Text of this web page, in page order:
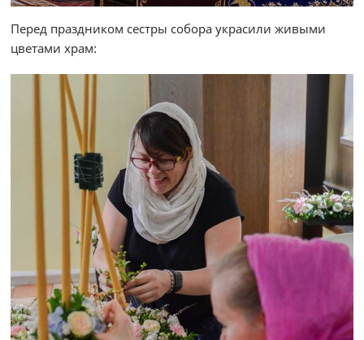
Перед праздником сестры собора украсили живыми
цветами храм: